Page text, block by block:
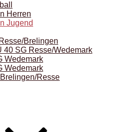
Herren
Jugend
Brelingen
40 SG Resse/Wedemark
Wedemark
Wedemark
Resse